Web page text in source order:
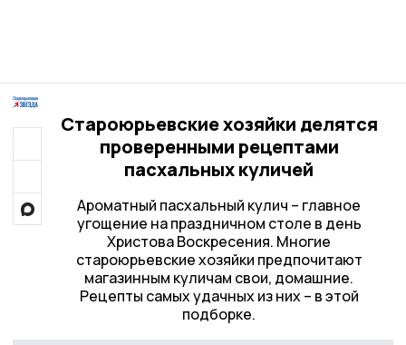
Староюрьевские хозяйки делятся
проверенными рецептами
пасхальных куличей
Ароматный пасхальный кулич – главное
угощение на праздничном столе в день
Христова Воскресения. Многие
староюрьевские хозяйки предпочитают
магазинным куличам свои, домашние.
Рецепты самых удачных из них – в этой
подборке.